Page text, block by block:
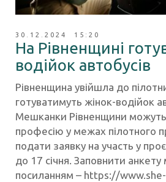
30.12.2024 15:20
На Рівненщині
водійок автобусів
Рівненщина увійшла до
готуватимуть жінок-водійок
Мешканки Рівненщини можуть
професію у межах пілотного
подати заявку на участь у
до 17 січня. Заповнити
посиланням – https://www.she-